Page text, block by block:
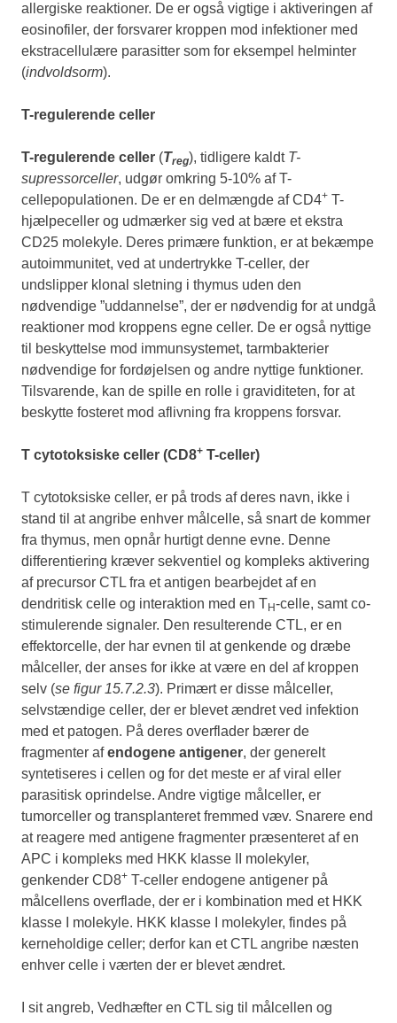
allergiske reaktioner. De er også vigtige i aktiveringen af
eosinofiler, der forsvarer kroppen mod infektioner med
ekstracellulære parasitter som for eksempel helminter
(indvoldsorm).
T-regulerende celler
T-regulerende celler (Treg), tidligere kaldt T-
supressorceller, udgør omkring 5-10% af T-
cellepopulationen. De er en delmængde af CD4+ T-
hjælpeceller og udmærker sig ved at bære et ekstra
CD25 molekyle. Deres primære funktion, er at bekæmpe
autoimmunitet, ved at undertrykke T-celler, der
undslipper klonal sletning i thymus uden den
nødvendige ”uddannelse”, der er nødvendig for at undgå
reaktioner mod kroppens egne celler. De er også nyttige
til beskyttelse mod immunsystemet, tarmbakterier
nødvendige for fordøjelsen og andre nyttige funktioner.
Tilsvarende, kan de spille en rolle i graviditeten, for at
beskytte fosteret mod aflivning fra kroppens forsvar.
T cytotoksiske celler (CD8+ T-celler)
T cytotoksiske celler, er på trods af deres navn, ikke i
stand til at angribe enhver målcelle, så snart de kommer
fra thymus, men opnår hurtigt denne evne. Denne
differentiering kræver sekventiel og kompleks aktivering
af precursor CTL fra et antigen bearbejdet af en
dendritisk celle og interaktion med en TH-celle, samt co-
stimulerende signaler. Den resulterende CTL, er en
effektorcelle, der har evnen til at genkende og dræbe
målceller, der anses for ikke at være en del af kroppen
selv (se figur 15.7.2.3). Primært er disse målceller,
selvstændige celler, der er blevet ændret ved infektion
med et patogen. På deres overflader bærer de
fragmenter afendogene antigener, der generelt
syntetiseres i cellen og for det meste er af viral eller
parasitisk oprindelse. Andre vigtige målceller, er
tumorceller og transplanteret fremmed væv. Snarere end
at reagere med antigene fragmenter præsenteret af en
APC i kompleks med HKK klasse II molekyler,
genkender CD8+ T-celler endogene antigener på
målcellens overflade, der er i kombination med et HKK
klasse I molekyle. HKK klasse I molekyler, findes på
kerneholdige celler; derfor kan et CTL angribe næsten
enhver celle i værten der er blevet ændret.
I sit angreb, Vedhæfter en CTL sig til målcellen og